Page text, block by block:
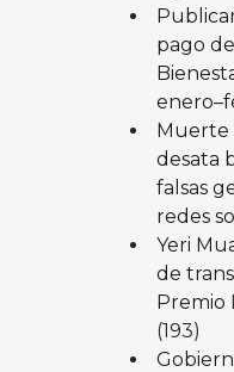
pago
Muerte
desata
falsas
redes
Yeri
de
Premio
(193)